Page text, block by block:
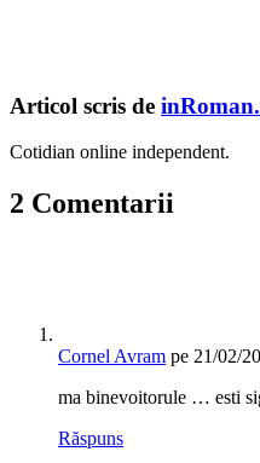
Articol scris de
Cotidian online independent.
2 Comentarii
Cornel Avram pe 21/02/
ma binevoitorule … esti
Răspuns